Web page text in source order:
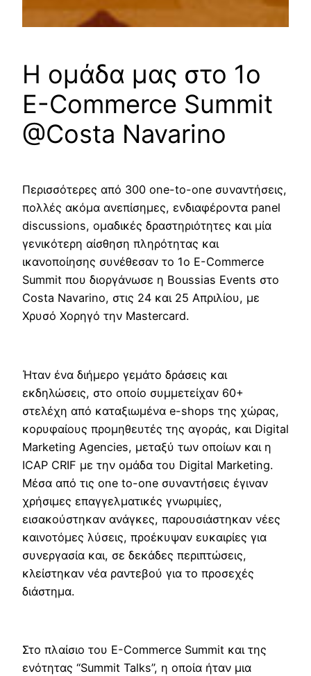
Η ομάδα μας στο 1ο
E-Commerce Summit
@Costa Navarino
Περισσότερες από 300 one-to-one συναντήσεις,
πολλές ακόμα ανεπίσημες, ενδιαφέροντα panel
discussions, ομαδικές δραστηριότητες και μία
γενικότερη αίσθηση πληρότητας και
ικανοποίησης συνέθεσαν το 1ο E-Commerce
Summit που διοργάνωσε η Boussias Events στο
Costa Navarino, στις 24 και 25 Απριλίου, με
Χρυσό Χορηγό την Mastercard.
Ήταν ένα διήμερο γεμάτο δράσεις και
εκδηλώσεις, στο οποίο συμμετείχαν 60+
στελέχη από καταξιωμένα e-shops της χώρας,
κορυφαίους προμηθευτές της αγοράς, και Digital
Marketing Agencies, μεταξύ των οποίων και η
ICAP CRIF με την ομάδα του Digital Marketing.
Μέσα από τις one to-one συναντήσεις έγιναν
χρήσιμες επαγγελματικές γνωριμίες,
εισακούστηκαν ανάγκες, παρουσιάστηκαν νέες
καινοτόμες λύσεις, προέκυψαν ευκαιρίες για
συνεργασία και, σε δεκάδες περιπτώσεις,
κλείστηκαν νέα ραντεβού για το προσεχές
διάστημα.
Στο πλαίσιο του E-Commerce Summit και της
ενότητας “Summit Talks”, η οποία ήταν μια